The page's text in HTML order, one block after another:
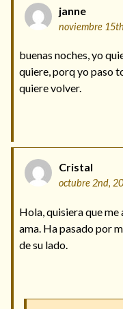
janne
noviembre
buenas noches, yo
quiere, porq yo paso
quiere volver.
Cristal
octubre 2nd,
Hola, quisiera que me
ama. Ha pasado por
de su lado.